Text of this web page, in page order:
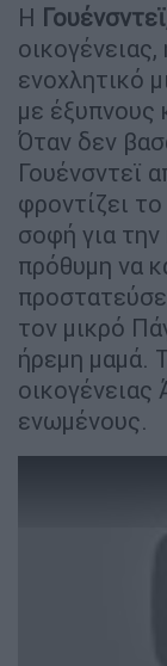
Η Γουένσντεϊ
οικογένειας,
ενοχλητικό
με έξυπνους
Όταν δεν
Γουένσντεϊ
φροντίζει
σοφή για την
πρόθυμη να
τον μικρό
ήρεμη μαμά.
ενωμένους.